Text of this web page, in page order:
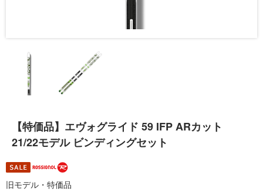
【特価品】エヴォグライド 59 IFP ARカット
21/22モデル ビンディングセット
旧モデル・特価品